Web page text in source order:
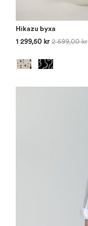
Hikazu byxa
1 299,50 kr 2 599,00 kr